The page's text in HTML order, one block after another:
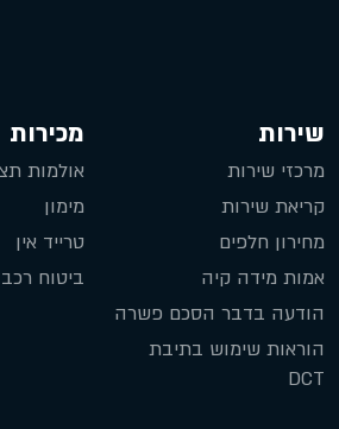
שירות
מרכזי שירות
קריאת שירות
מחירון חלפים
אמות מידה קיה
הודעה בדבר הסכם פשרה
הוראות שימוש בתיבת
DCT
מכירות
אולמות
מימון
טרייד אין
ביטוח